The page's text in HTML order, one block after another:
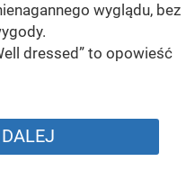
wyglądu, bez
dressed” to opowieść